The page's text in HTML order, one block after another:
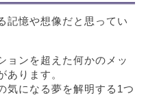
記憶や想像だと思ってい
ョンを超えた何かのメッ
あります。
気になる夢を解明する1つ